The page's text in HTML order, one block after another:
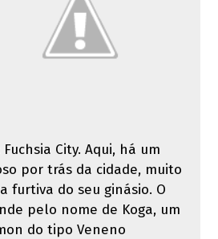
City. Aqui, há um
por trás da cidade, muito
furtiva do seu ginásio. O
pelo nome de Koga, um
do tipo Veneno